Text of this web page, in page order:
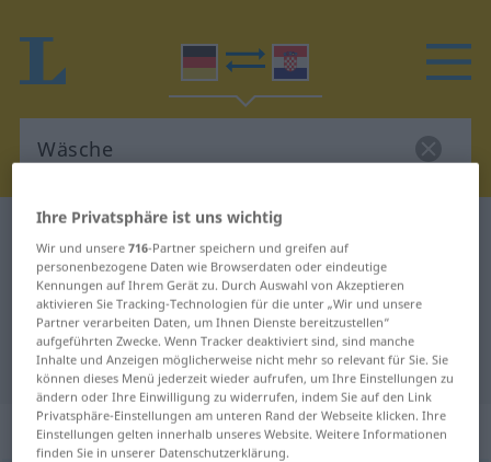
Deutsch-Kroatisch Wörterbuch
Deutsch-Kroatisch Übersetzung für
"Wäsche"
"Wäsche" Kroatisch Übersetzung
„Wäsche“: Femininum
Ihre Privatsphäre ist uns wichtig
Wir und unsere716-Partner speichern und greifen auf
personenbezogene Daten wie Browserdaten oder eindeutige
Kennungen auf Ihrem Gerät zu. Durch Auswahl von Akzeptieren
aktivieren Sie Tracking-Technologien für die unter „Wir und unsere
Partner verarbeiten Daten, um Ihnen Dienste bereitzustellen“
aufgeführten Zwecke. Wenn Tracker deaktiviert sind, sind manche
Inhalte und Anzeigen möglicherweise nicht mehr so relevant für Sie. Sie
können dieses Menü jederzeit wieder aufrufen, um Ihre Einstellungen zu
ändern oder Ihre Einwilligung zu widerrufen, indem Sie auf den Link
Privatsphäre-Einstellungen am unteren Rand der Webseite klicken. Ihre
Einstellungen gelten innerhalb unseres Website. Weitere Informationen
finden Sie in unserer Datenschutzerklärung.